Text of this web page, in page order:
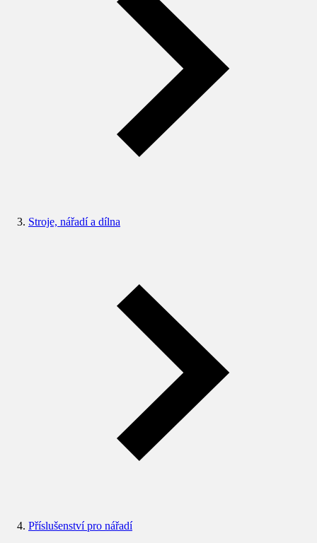
Stroje, nářadí a dílna
Příslušenství pro nářadí